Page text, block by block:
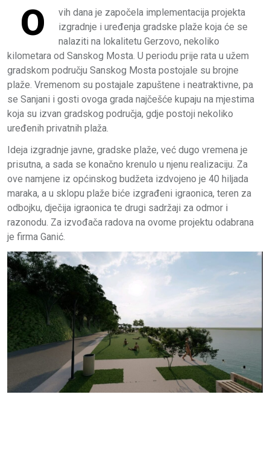
O
vih dana je započela implementacija projekta
izgradnje i uređenja gradske plaže koja će se
nalaziti na lokalitetu Gerzovo, nekoliko
kilometara od Sanskog Mosta. U periodu prije rata u užem
gradskom području Sanskog Mosta postojale su brojne
plaže. Vremenom su postajale zapuštene i neatraktivne, pa
se Sanjani i gosti ovoga grada najčešće kupaju na mjestima
koja su izvan gradskog područja, gdje postoji nekoliko
uređenih privatnih plaža.
Ideja izgradnje javne, gradske plaže, već dugo vremena je
prisutna, a sada se konačno krenulo u njenu realizaciju. Za
ove namjene iz općinskog budžeta izdvojeno je 40 hiljada
maraka, a u sklopu plaže biće izgrađeni igraonica, teren za
odbojku, dječija igraonica te drugi sadržaji za odmor i
razonodu. Za izvođača radova na ovome projektu odabrana
je firma Ganić.